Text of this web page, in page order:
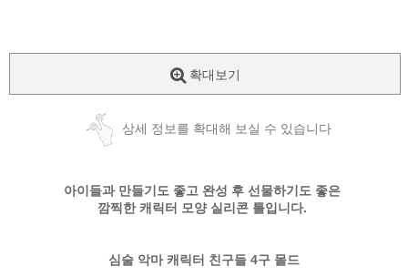
확대보기
상세 정보를 확대해 보실 수 있습니다
아이들과 만들기도 좋고 완성 후 선물하기도 좋은
깜찍한 캐릭터 모양 실리콘 틀입니다.
심술 악마 캐릭터 친구들 4구 몰드